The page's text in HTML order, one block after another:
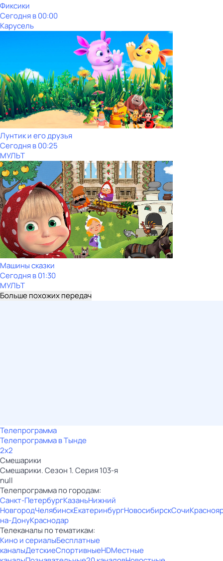
Фиксики
Сегодня в 00:00
Карусель
Лунтик и его друзья
Сегодня в 00:25
МУЛЬТ
Машины сказки
Сегодня в 01:30
МУЛЬТ
Больше похожих передач
Телепрограмма
Телепрограмма в Тынде
2x2
Смешарики
Смешарики. Сезон 1. Серия 103-я
null
Телепрограмма по городам:
Санкт-ПетербургКазаньНижний
НовгородЧелябинскЕкатеринбургНовосибирскСочи
на-ДонуКраснодар
Телеканалы по тематикам:
Кино и сериалыБесплатные
каналыДетскиеСпортивныеHDМестные